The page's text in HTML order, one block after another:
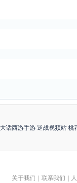
大话西游手游 逆战视频站 桃
关于我们 联系我们